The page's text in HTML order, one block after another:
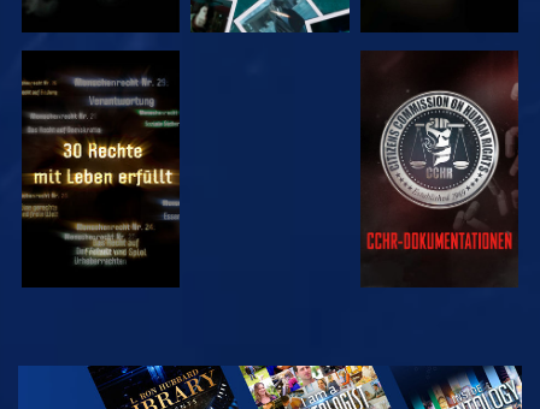
ANSEHEN ANSEHEN
ANSEHEN
SERIE
ENTDECKEN